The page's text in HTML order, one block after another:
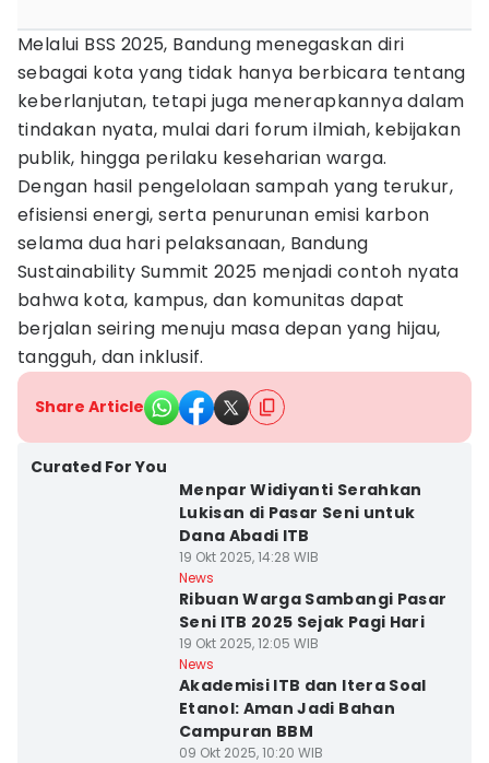
Melalui BSS 2025, Bandung menegaskan diri
sebagai kota yang tidak hanya berbicara tentang
keberlanjutan, tetapi juga menerapkannya dalam
tindakan nyata, mulai dari forum ilmiah, kebijakan
publik, hingga perilaku keseharian warga.
Dengan hasil pengelolaan sampah yang terukur,
efisiensi energi, serta penurunan emisi karbon
selama dua hari pelaksanaan, Bandung
Sustainability Summit 2025 menjadi contoh nyata
bahwa kota, kampus, dan komunitas dapat
berjalan seiring menuju masa depan yang hijau,
tangguh, dan inklusif.
Share Article
Curated For You
Menpar Widiyanti Serahkan
Lukisan di Pasar Seni untuk
Dana Abadi ITB
19 Okt 2025, 14:28 WIB
News
Ribuan Warga Sambangi Pasar
Seni ITB 2025 Sejak Pagi Hari
19 Okt 2025, 12:05 WIB
News
Akademisi ITB dan Itera Soal
Etanol: Aman Jadi Bahan
Campuran BBM
09 Okt 2025, 10:20 WIB